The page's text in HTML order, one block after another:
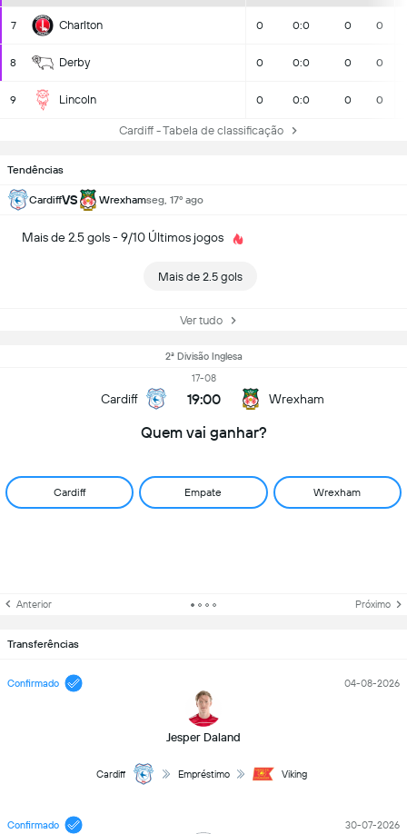
7 Charlton 0 0:0 0 0
8 Derby 0 0:0 0 0
9 Lincoln 0 0:0 0 0
Cardiff - Tabela de classificação
Tendências
CardiffVS Wrexhamseg, 17º ago
Mais de 2.5 gols - 9/10 Últimos jogos
Mais de 2.5 gols
Ver tudo
2ª Divisão Inglesa
Cardiff
17-08
19:00 Wrexham
Quem vai ganhar?
Cardiff Empate Wrexham
Anterior Próximo
Transferências
Confirmado
Jesper Daland
04-08-2026
Cardiff Empréstimo Viking
Confirmado 30-07-2026